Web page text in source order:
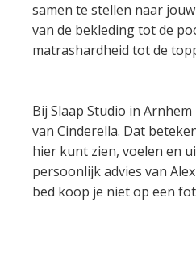
samen te stellen naar
van de bekleding tot de
matrashardheid tot de
Bij Slaap Studio in
van Cinderella. Dat
hier kunt zien, voelen en
persoonlijk advies van
bed koop je niet op een